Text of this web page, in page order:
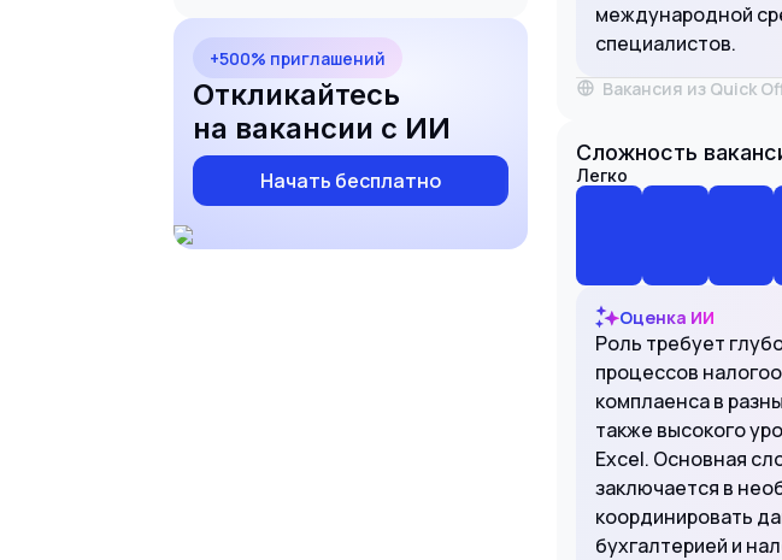
+500% приглашений
Откликайтесь
на вакансии с ИИ
Начать бесплатно
международной
специалистов.
Вакансия из Quick
Сложность
Легко
Оценка ИИ
Роль требует
процессов
комплаенса в
также высокого
Excel. Основная
заключается в
координировать
бухгалтерией и